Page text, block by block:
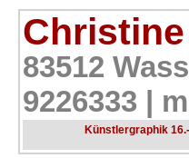
83512
9226333 |
Künstlergraphik